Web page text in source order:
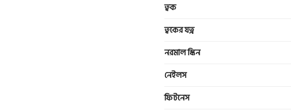
ত্বক
ত্বকের যত্ন
নরমাল স্কিন
নেইলস
ফিটনেস